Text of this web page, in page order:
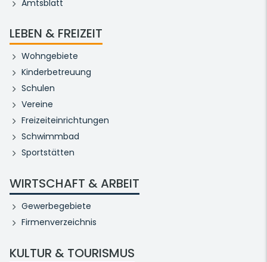
Amtsblatt
LEBEN & FREIZEIT
Wohngebiete
Kinderbetreuung
Schulen
Vereine
Freizeiteinrichtungen
Schwimmbad
Sportstätten
WIRTSCHAFT & ARBEIT
Gewerbegebiete
Firmenverzeichnis
KULTUR & TOURISMUS